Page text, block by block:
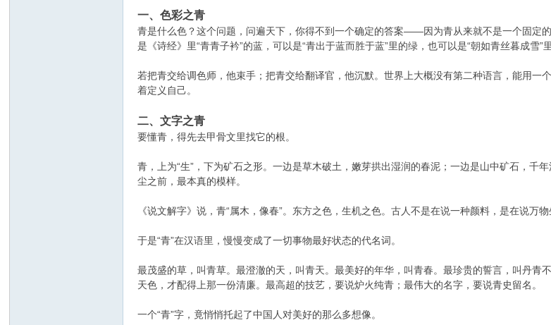
一、色彩之青
青是什么色？这个问题，问遍天下，你得不到一个确定的答案——因为青从来就不是一个固定
是《诗经》里“青青子衿”的蓝，可以是“青出于蓝而胜于蓝”里的绿，也可以是“朝如青丝暮成雪”
若把青交给调色师，他束手；把青交给翻译官，他沉默。世界上大概没有第二种语言，能用
着定义自己。
二、文字之青
要懂青，得先去甲骨文里找它的根。
青，上为“生”，下为矿石之形。一边是草木破土，嫩芽拱出湿润的春泥；一边是山中矿石，
尘之前，最本真的模样。
《说文解字》说，青“属木，像春”。东方之色，生机之色。古人不是在说一种颜料，是在说万物
于是“青”在汉语里，慢慢变成了一切事物最好状态的代名词。
最茂盛的草，叫青草。最澄澈的天，叫青天。最美好的年华，叫青春。最珍贵的誓言，叫丹
天色，才配得上那一份清廉。最高超的技艺，要说炉火纯青；最伟大的名字，要说青史留名。
一个“青”字，竟悄悄托起了中国人对美好的那么多想像。